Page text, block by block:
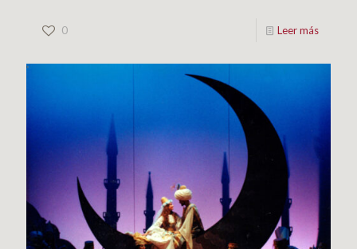
0 Leer más